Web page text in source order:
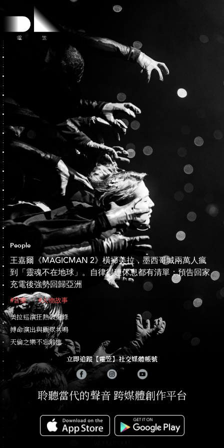
People
王嘉爾《MAGICMAN 2》橫掃美拉，墨西哥城兩萬人瘋
到「靈魂不在地球」。自律得連休息都有清單：預告回家
充電後強勢回歸亞洲
#音樂 #人物故事
美拉巡演狂熱破紀錄
搏命演出與觀眾共鳴
天倫之樂不忘前進
立即追蹤【電笠】社交媒體帳號
聆聽當代的聲音 跨媒體創作平台